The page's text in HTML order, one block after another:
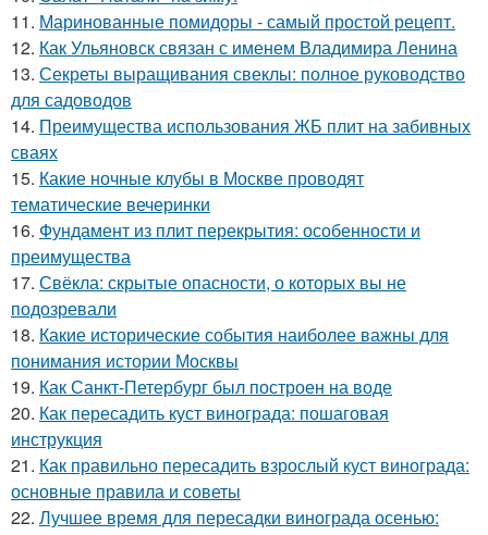
11. Маринованные помидоры - самый простой рецепт.
12. Как Ульяновск связан с именем Владимира Ленина
13. Секреты выращивания свеклы: полное руководство
для садоводов
14. Преимущества использования ЖБ плит на забивных
сваях
15. Какие ночные клубы в Москве проводят
тематические вечеринки
16. Фундамент из плит перекрытия: особенности и
преимущества
17. Свёкла: скрытые опасности, о которых вы не
подозревали
18. Какие исторические события наиболее важны для
понимания истории Москвы
19. Как Санкт-Петербург был построен на воде
20. Как пересадить куст винограда: пошаговая
инструкция
21. Как правильно пересадить взрослый куст винограда:
основные правила и советы
22. Лучшее время для пересадки винограда осенью: